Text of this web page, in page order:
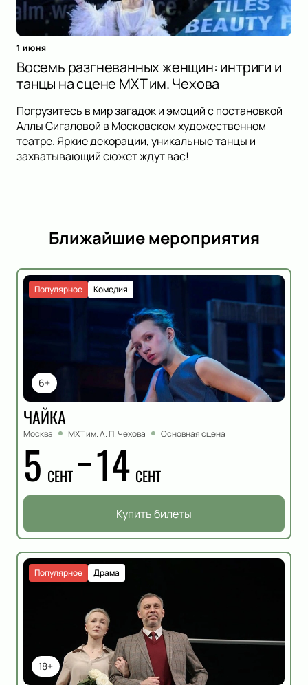
1 июня
Восемь разгневанных женщин: интриги и
танцы на сцене МХТ им. Чехова
Погрузитесь в мир загадок и эмоций с постановкой
Аллы Сигаловой в Московском художественном
театре. Яркие декорации, уникальные танцы и
захватывающий сюжет ждут вас!
Ближайшие мероприятия
6+
Комедия
Популярное
ЧАЙКА
Москва МХТ им. А. П. Чехова Основная сцена
5 СЕНТ 14 СЕНТ
Купить билеты
18+
Драма
Популярное